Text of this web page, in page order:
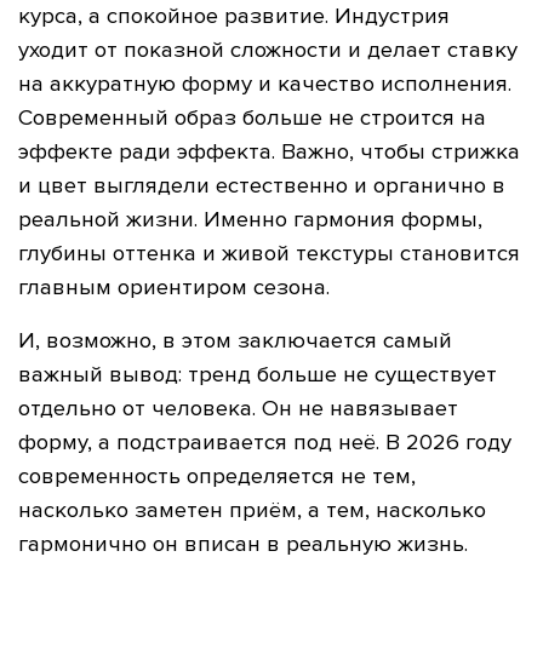
курса, а спокойное развитие. Индустрия
уходит от показной сложности и делает ставку
на аккуратную форму и качество исполнения.
Современный образ больше не строится на
эффекте ради эффекта. Важно, чтобы стрижка
и цвет выглядели естественно и органично в
реальной жизни. Именно гармония формы,
глубины оттенка и живой текстуры становится
главным ориентиром сезона.
И, возможно, в этом заключается самый
важный вывод: тренд больше не существует
отдельно от человека. Он не навязывает
форму, а подстраивается под неё. В 2026 году
современность определяется не тем,
насколько заметен приём, а тем, насколько
гармонично он вписан в реальную жизнь.